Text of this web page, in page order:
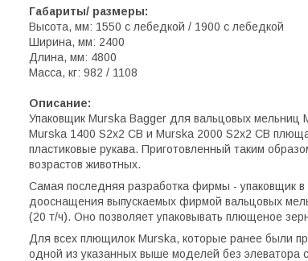
Габариты/ размеры:
Высота, мм: 1550 с лебедкой / 1900 с лебедкой
Ширина, мм: 2400
Длина, мм: 4800
Масса, кг: 982 / 1108
Описание:
Упаковщик Murska Bagger для вальцовых
Murska 1400 S2x2 CB и Murska 2000 S2x2 CB
пластиковые рукава. Приготовленный таким
возрастов животных.
Самая последняя разработка фирмы - упаковщик
дооснащения выпускаемых фирмой вальцовых
(20 т/ч). Оно позволяет упаковывать плющеное
Для всех плющилок Murska, которые ранее были
одной из указанных выше моделей без элеватоpa